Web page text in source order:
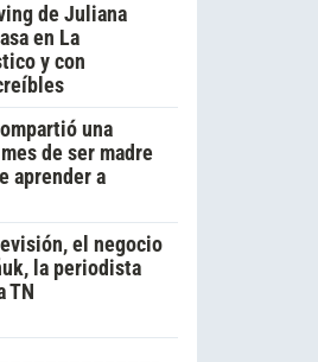
de Juliana
en La
y con
una
de ser madre
aprender a
el negocio
la periodista
TN